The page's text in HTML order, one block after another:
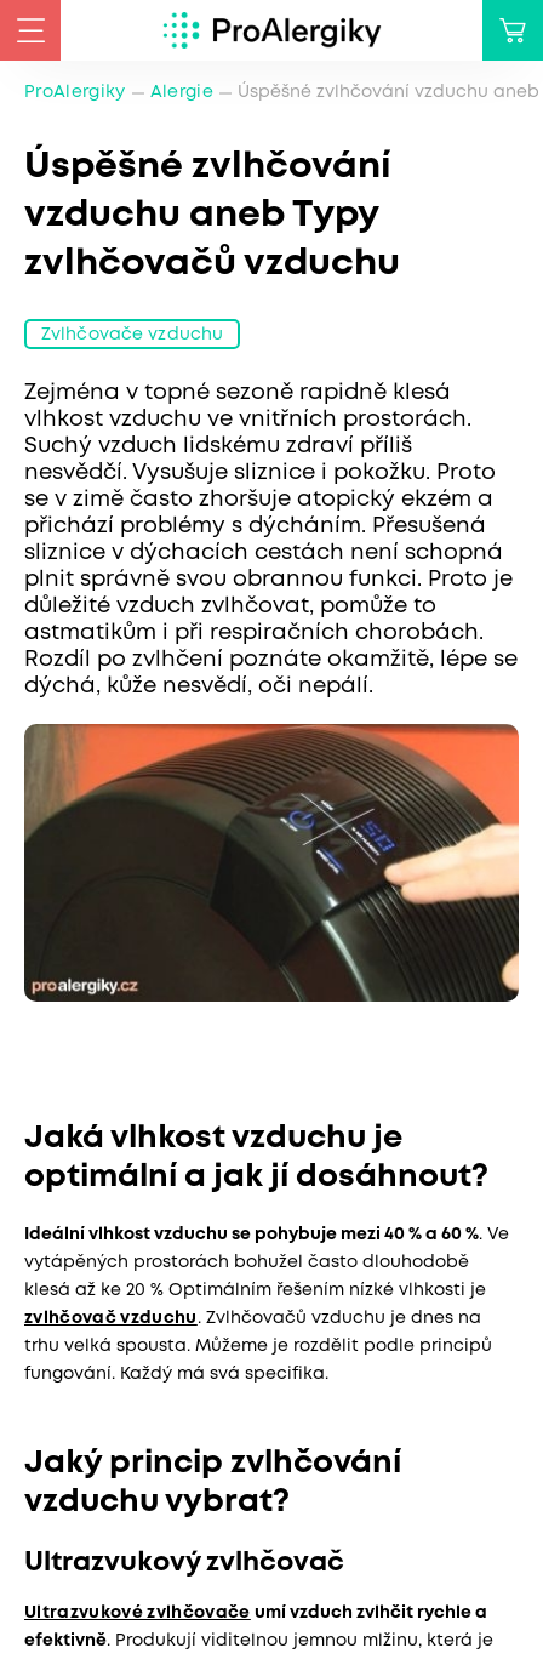
ProAlergiky Alergie Úspěšné zvlhčování vzduchu
Úspěšné zvlhčování
vzduchu aneb Typy
zvlhčovačů vzduchu
Zvlhčovače vzduchu
Zejména v topné sezoně rapidně klesá
vlhkost vzduchu ve vnitřních prostorách.
Suchý vzduch lidskému zdraví příliš
nesvědčí. Vysušuje sliznice i pokožku. Proto
se v zimě často zhoršuje atopický ekzém a
přichází problémy s dýcháním. Přesušená
sliznice v dýchacích cestách není schopná
plnit správně svou obrannou funkci. Proto je
důležité vzduch zvlhčovat, pomůže to
astmatikům i při respiračních chorobách.
Rozdíl po zvlhčení poznáte okamžitě, lépe se
dýchá, kůže nesvědí, oči nepálí.
Jaká vlhkost vzduchu je
optimální a jak jí dosáhnout?
Ideální vlhkost vzduchu se pohybuje mezi 40 % a 60 %. Ve
vytápěných prostorách bohužel často dlouhodobě
klesá až ke 20 % Optimálním řešením nízké vlhkosti je
zvlhčovač vzduchu . Zvlhčovačů vzduchu je dnes na
trhu velká spousta. Můžeme je rozdělit podle principů
fungování. Každý má svá specifika.
Jaký princip zvlhčování
vzduchu vybrat?
Ultrazvukový zvlhčovač
Ultrazvukové zvlhčovače umí vzduch zvlhčit rychle a
efektivně. Produkují viditelnou jemnou mlžinu, která je